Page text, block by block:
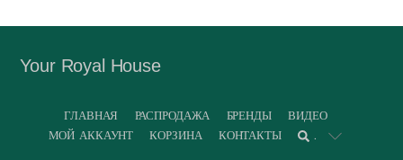
Your Royal House
ГЛАВНАЯ РАСПРОДАЖА БРЕНДЫ
ВИДЕО
МОЙ АККАУНТ
КОРЗИНА КОНТАКТЫ .